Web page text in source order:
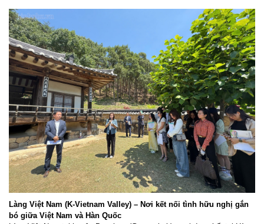
Làng Việt Nam (K-Vietnam Valley) – Nơi kết nối tình hữu nghị gắn
bó giữa Việt Nam và Hàn Quốc